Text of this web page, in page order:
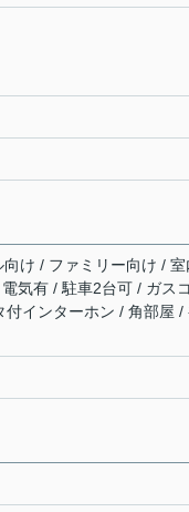
け / ファミリー向け / 室
気有 / 駐車2台可 / ガス
インターホン / 角部屋 /